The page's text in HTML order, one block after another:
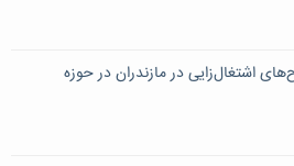
اشتغال‌زایی در مازندران در حوزه